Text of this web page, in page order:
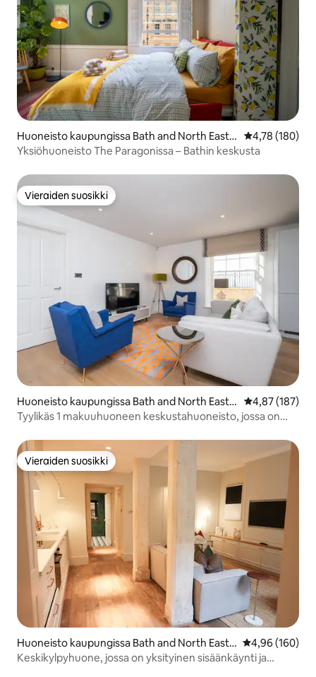
Huoneisto kaupungissa Bath and North East S
omerset
4,78 (180)
Yksiöhuoneisto The Paragonissa – Bathin keskusta
Vieraiden suosikki
Vieraiden suosikki
Huoneisto kaupungissa Bath and North East S
omerset
4,87 (187)
Tyylikäs 1 makuuhuoneen keskustahuoneisto, jossa on
Vieraiden suosikki
Vieraiden suosikki
Huoneisto kaupungissa Bath and North East S
omerset
4,96 (160)
Keskikylpyhuone, jossa on yksityinen sisäänkäynti ja